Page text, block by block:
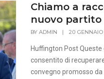
Chiamo a
nuovo partito
BYADMIN | 20
Huffington Post
consentito di
convegno promosso